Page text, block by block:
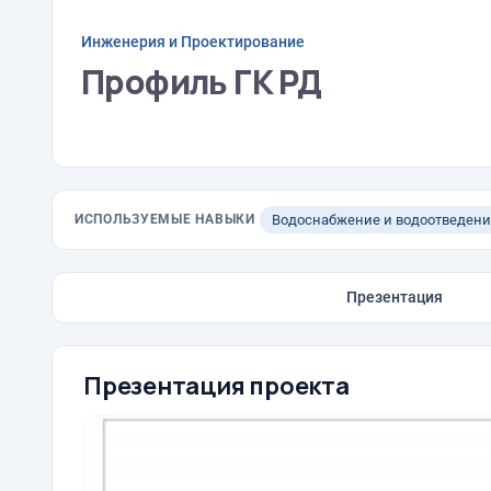
Инженерия и Проектирование
Профиль ГК РД
ИСПОЛЬЗУЕМЫЕ НАВЫКИ Водоснабжение и
Презентация
Презентация проекта